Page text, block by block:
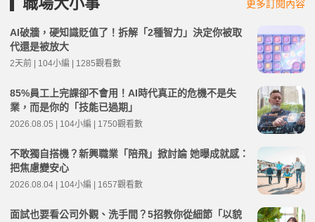
更多訂閱內容
AI破牆，硬知識貶值了！拆解「2種智力」決定你被取
代還是被放大
2天前 | 104小編 | 1285觀看數
85%員工上完課卻不會用！AI時代真正的危機不是失
業，而是你的「技能已過期」
2026.08.05 | 104小編 | 1750觀看數
不敢獨自搭機？新興職業「陪飛」掀討論 她曝成就感：
把焦慮變安心
2026.08.04 | 104小編 | 1657觀看數
面試也要看公司外觀、洗手間？5招教你從細節「以貌